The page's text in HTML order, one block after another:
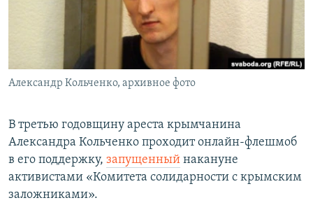
ПОБЕДИТЕЛЕЙ НЕ СУДЯТ?
КРЫМ.НЕПОКОРЕННЫЙ
УКРАИНСКАЯ ПРОБЛЕМА КРЫМА
Александр Кольченко, архивное фото
В третью годовщину ареста крымчанина
Александра Кольченко проходит онлайн-флешмоб
в его поддержку, запущенный накануне
активистами «Комитета солидарности с крымским
заложниками».